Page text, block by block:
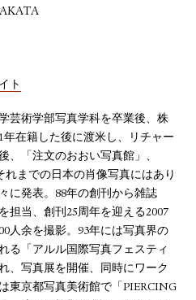
ト
芸術学部写真学科を卒業後、株
在籍した後に渡米し、リチャー
、「注文のおおい写真館」、
れまでの日本の肖像写真にはあり
に発表。88年の創刊から雑誌
担当、創刊25周年を迎える2007
人余を撮影。93年には写真界の
る「アルル国際写真フェスティ
、写真展を開催、同時にワーク
東京都写真美術館で「PIERCING